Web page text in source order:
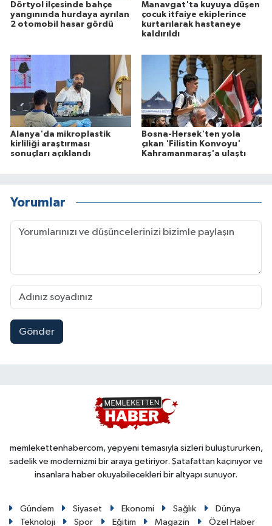
Dörtyol ilçesinde bahçe
yangınında hurdaya ayrılan
2 otomobil hasar gördü
Manavgat'ta kuyuya düşen
çocuk itfaiye ekiplerince
kurtarılarak hastaneye
kaldırıldı
Alanya'da mikroplastik
kirliliği araştırması
sonuçları açıklandı
Bosna-Hersek'ten yola
çıkan 'Filistin Konvoyu'
Kahramanmaraş'a ulaştı
Yorumlar
Gönder
memlekettenhabercom, yepyeni temasıyla sizleri buluştururken,
sadelik ve modernizmi bir araya getiriyor. Şatafattan kaçınıyor ve
insanlara haber okuyabilecekleri bir altyapı sunuyor.
Gündem Siyaset Ekonomi Sağlık
Dünya
Teknoloji
Spor Eğitim Magazin Özel Haber